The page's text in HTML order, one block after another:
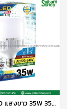
หลอดไฟ LED แสงขาว 35W 3500lm G-1125 HG